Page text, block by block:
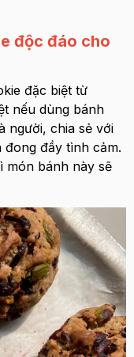
độc đáo cho
đặc biệt từ
nếu dùng bánh
người, chia sẻ với
đầy tình cảm.
món bánh này sẽ